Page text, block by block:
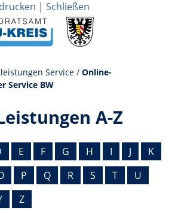
| Schließen
Service /Online-
Service BW
A-Z
E F G H I J
K
P Q R S T
U
Z